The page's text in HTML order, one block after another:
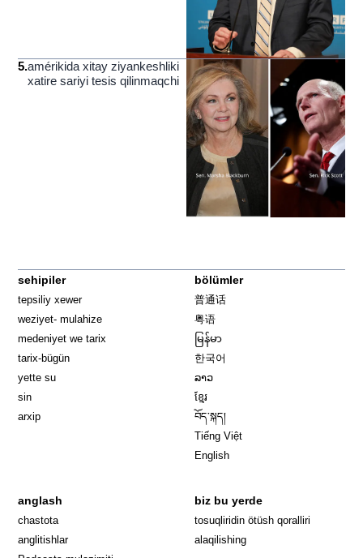
5.amérikida xitay ziyankeshliki
xatire sariyi tesis qilinmaqchi
sehipiler
tepsiliy xewer
weziyet- mulahize
medeniyet we tarix
tarix-bügün
yette su
sin
arxip
bölümler
普通话
粤语
မြန်မာ
한국어
ລາວ
ខ្មែរ
བོད་སྐད།
Tiếng Việt
English
anglash
chastota
anglitishlar
biz bu yerde
tosuqliridin ötüsh qoralliri
alaqilishing